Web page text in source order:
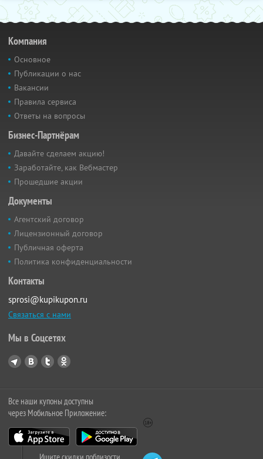
Компания
Основное
Публикации о нас
Вакансии
Правила сервиса
Ответы на вопросы
Бизнес-Партнёрам
Давайте сделаем акцию!
Заработайте, как Вебмастер
Прошедшие акции
Документы
Агентский договор
Лицензионный договор
Публичная оферта
Политика конфиденциальности
Контакты
sprosi@kupikupon.ru
Связаться с нами
Мы в Соцсетях
Все наши купоны доступны
через Мобильное Приложение: